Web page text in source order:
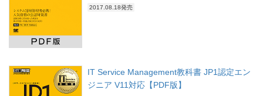
2017.08.18発売
IT Service Management教科書 JP1認定エン
ジニア V11対応【PDF版】